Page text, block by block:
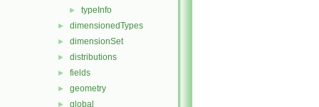
► typeInfo
► dimensionedTypes
► dimensionSet
► distributions
► fields
► geometry
► global